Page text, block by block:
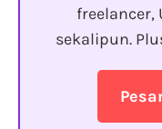
freelancer,
sekalipun.